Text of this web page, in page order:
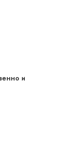
и